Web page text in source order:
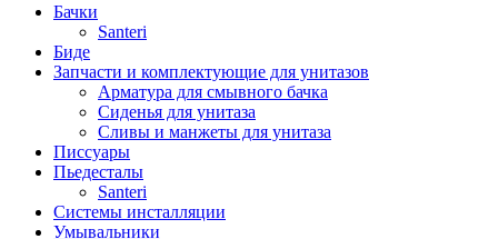
Бачки
Santeri
Биде
Запчасти и комплектующие для унитазов
Арматура для смывного бачка
Сиденья для унитаза
Сливы и манжеты для унитаза
Писсуары
Пьедесталы
Santeri
Системы инсталляции
Умывальники